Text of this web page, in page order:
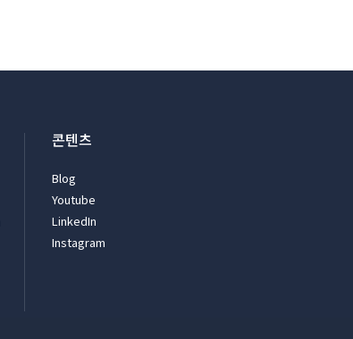
콘텐츠
Blog
Youtube
LinkedIn
Instagram